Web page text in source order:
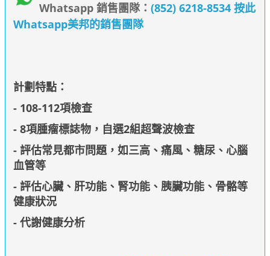
Whatsapp 銷售團隊：(852) 6218-8534 按此
Whatsapp美邦的銷售團隊
計劃特點：
- 108-112項檢查
- 8項腫瘤標誌物，自選2組超聲波檢查
- 評估常見都市問題，如三高、痛風、糖尿、心腦
血管等
- 評估心臟、肝功能、腎功能、胰臟功能、骨骼等
健康狀況
- 代謝健康分析